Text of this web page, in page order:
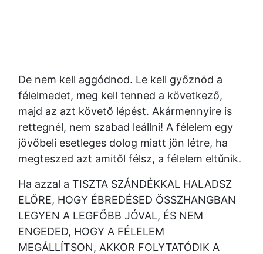
De nem kell aggódnod. Le kell győznöd a
félelmedet, meg kell tenned a következő,
majd az azt követő lépést. Akármennyire is
rettegnél, nem szabad leállni! A félelem egy
jövőbeli esetleges dolog miatt jön létre, ha
megteszed azt amitől félsz, a félelem eltűnik.
Ha azzal a TISZTA SZÁNDÉKKAL HALADSZ
ELŐRE, HOGY ÉBREDÉSED ÖSSZHANGBAN
LEGYEN A LEGFŐBB JÓVAL, ÉS NEM
ENGEDED, HOGY A FÉLELEM
MEGÁLLÍTSON, AKKOR FOLYTATÓDIK A